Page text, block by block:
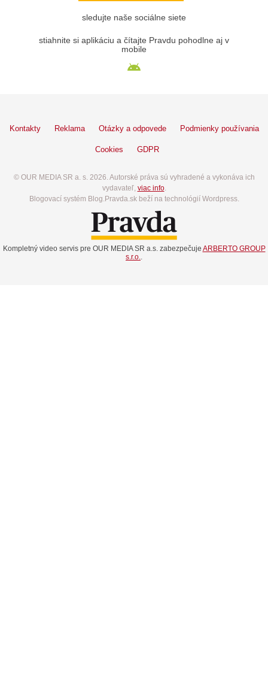
sledujte naše sociálne siete
stiahnite si aplikáciu a čítajte Pravdu pohodlne aj v
mobile
Kontakty Reklama Otázky a odpovede Podmienky používania
Cookies GDPR
© OUR MEDIA SR a. s. 2026. Autorské práva sú vyhradené a vykonáva ich
vydavateľ, viac info.
Blogovací systém Blog.Pravda.sk beží na technológií Wordpress.
Kompletný video servis pre OUR MEDIA SR a.s. zabezpečuje ARBERTO GROUP
s.r.o..